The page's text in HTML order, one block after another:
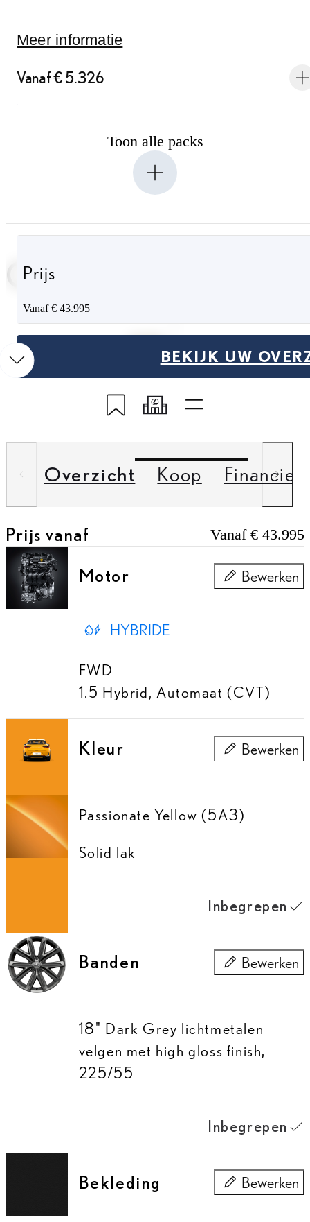
Meer informatie
Vanaf € 5.326
Toon alle packs
Prijs
Vanaf € 43.995
BEKIJK UW
OVERZICHT
Vorige slideVolgende slide
Opslaan naar Mijn Lexus
Toon mijn code
Overzicht Koop
Prijs vanaf Vanaf € 43.995
Motor Bewerken
Motor
HYBRIDE
FWD
1.5 Hybrid, Automaat (CVT)
Kleur Bewerken
Kleur
Passionate Yellow (5A3)
Solid lak
Inbegrepen
Banden Bewerken
Banden
18" Dark Grey lichtmetalen
velgen met high gloss finish,
225/55
Inbegrepen
Bekleding Bewerken
Bekleding